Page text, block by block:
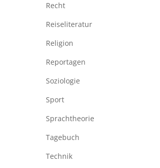
Recht
Reiseliteratur
Religion
Reportagen
Soziologie
Sport
Sprachtheorie
Tagebuch
Technik